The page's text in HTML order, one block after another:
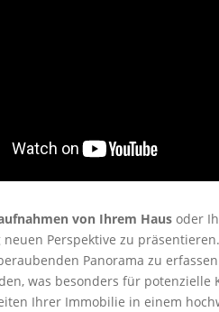
von Ihrem Haus oder
Perspektive zu
Panorama zu
was besonders für
Ihrer Immobilie in einem